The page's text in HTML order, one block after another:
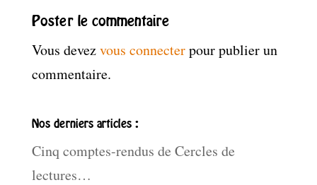
Poster le commentaire
Vous devezvous connecterpour publier un
commentaire.
Nos derniers articles :
Cinq comptes-rendus de Cercles de
lectures…